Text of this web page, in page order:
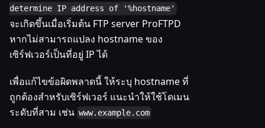
determine IP address of '%hostname'
จะเกิดขึ้นเมื่อเริ่มต้น FTP server ProFTPD
หากไม่สามารถแปลง hostname ของ
เซิร์ฟเวอร์เป็นที่อยู่ IP ได้
เพื่อแก้ไขข้อผิดพลาดนี้ ให้ระบุ hostname ที่
ถูกต้องสำหรับเซิร์ฟเวอร์ แนะนำให้ใช้โดเมน
ระดับที่สาม เช่น www.example.com